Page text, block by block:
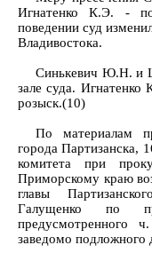
Игнатенко К.Э. -
поведении суд
Владивостока.
Синькевич Ю.Н. и
зале суда. Игнатенко
розыск.(10)
По материалам
города Партизанска,
комитета при
Приморскому краю
главы
Галущенко по
предусмотренного
заведомо подложного